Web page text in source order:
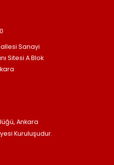
Sanayi
Sitesi A Blok
Ankara
Kuruluşudur.